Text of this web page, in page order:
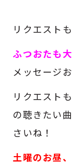
リクエスト
ふつおたも
メッセージ
リクエスト
の聴きたい
さいね！
土曜のお昼